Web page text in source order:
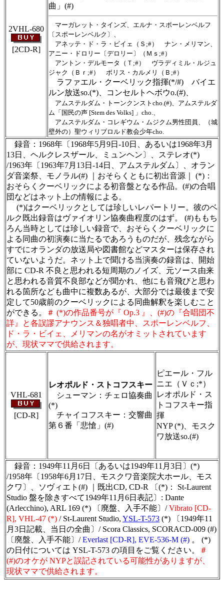
2VHL-680
[2CD-R]
曲」(#)
マーガレット・タインズ、エルナ・スポーレンベルフ
〔スポーレンベルク〕、
アネッテ・ド・ラ・ビイェ（Ｓ;#） ナン・メリマン、
アニー・ドロリー〔デロリー〕（Ｍｓ;#）
アントン・デルモータ（Ｔ;#） ヴラディミル・ルジュ
ジャク（Ｂｒ;#） ボリス・カルメリ（Ｂ;#）
ラファエル・クーベリック指揮(*/#) バイエ
ルン放送so.(*)、コンセルトヘボウo.(#)、
アムステルダム・トーンクンストcho.(#)、アムステルダ
ム「国民の声 [Stem des Volks] 」cho.、
アムステルダム・コレギウム・ムジクム男性団員、（城
壁外の）聖ウィリブロルド教会少年cho.
録音：1968年〔1968年5月9日-10日、あるいは1968年3月
13日、ヘルクレスザール、ミュンヘン〕、ステレオ(*)
/1963年〔1963年7月13日-14日、アムステルダム〕、オラン
ダ音楽祭、モノラル(#) ｜おそらくともに初出音源｜ (*)：
おそらくクーベリックによる初音盤となる作品。(#)の合唱
団などはネット上の情報による。
(*)はクーベリックとしては珍しいレパートリー。彼のベ
ルク既出録音はヴァイオリン協奏曲程度のはず。 (#)ももち
ろん当時としては珍しい録音で、おそらくクーベリックに
よる同曲の初演奏に当たるであろうものだが、残念ながら
すでにオランダの放送局や図書館などマスターは保存され
ていないようだ。ネット上で聞ける当演奏の録音は、開始
部に CD-R 不良と思われる短周期のノイズ、元ソース由来
と思われる音質不良部などが聞かれ、他にも音飛びと思わ
れる箇所なども曲中に複数あるが、大部分では最後まで安
定して50歳前のクーベリックによる同曲解釈を楽しむこと
ができる。
＃ (*)の作品番号が『 Op.3 』、(#)の『合唱団不
詳』と各誤謬アナウンス＆独唱者中、スポーレンベルフ、
ド・ラ・ビイェ、メリマンの名がオミットされています
が、現状ママで供給されます。
VHL-681
[CD-R]
レオポルド・ストコフスキー
シューマン：チェロ協奏曲
(*)
チャイコフスキー：交響曲
第６番「悲愴」(#)
ピエール・フル
ニエ（Ｖｃ;*）
レオポルド・ス
トコフスキー指
揮
NYP (*)、モスク
ワ放送so.(#)
録音：1949年11月6日〔あるいは1949年11月3日〕(*)
/1958年〔1958年6月17日、モスクワ音楽院大ホール、モス
クワ〕、ソヴィエト(#) ｜既出CD, CD-R 〔(*)： St-Laurent
Studio 盤を除きすべて1949年11月6日表記〕: Dante
(Arlecchino), ARL 169 (*) 〔廃盤、入手不能〕/Vibrato [CD-
R], VHL-47 (*) / St-Laurent Studio, YSL-T-573 (*) 〔1949年11
月3日記載、当日の全曲〕/ Scora Classics, SCORACD-009 (#)
〔廃盤、入手不能〕/Everlast [CD-R], EVE-536-M (#) 。 (*)
の日付については YSL-T-573 の項目をご覧ください。
＃
(#)のオケが NYPと誤記されている可能性がありますが、
現状ママで供給されます。